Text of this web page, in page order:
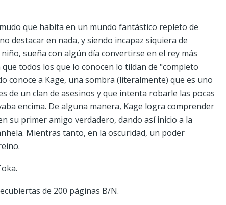
que habita en un mundo fantástico repleto de
destacar en nada, y siendo incapaz siquiera de
sueña con algún día convertirse en el rey más
todos los que lo conocen lo tildan de "completo
conoce a Kage, una sombra (literalmente) que es uno
de un clan de asesinos y que intenta robarle las pocas
encima. De alguna manera, Kage logra comprender
su primer amigo verdadero, dando así inicio a la
Mientras tanto, en la oscuridad, un poder
de 200 páginas B/N.